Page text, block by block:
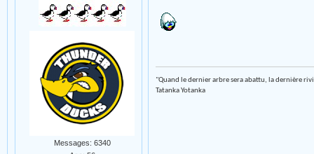
Messages: 6340
"Quand le dernier arbre sera abattu, la dernière
Tatanka Yotanka